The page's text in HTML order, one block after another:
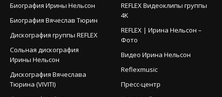
Биография Ирины Нельсон
Биография Вячеслав Тюрин
Дискография группы REFLEX
Сольная дискография
Ирины Нельсон
Дискография Вячеслава
Тюрина (VIVITI)
REFLEX Видеоклипы группы
4K
REFLEX | Ирина Нельсон –
Фото
Видео Ирина Нельсон
Reflexmusic
Пресс-центр